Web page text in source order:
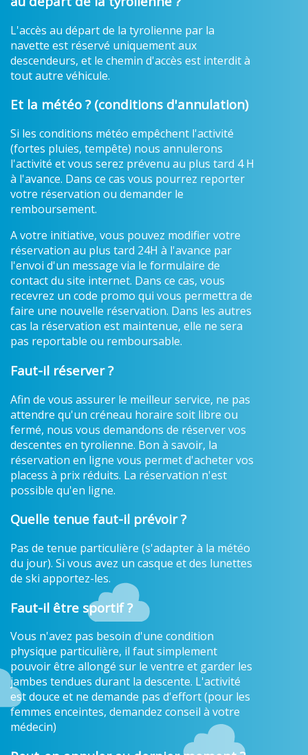
L'accès au départ de la tyrolienne par la
navette est réservé uniquement aux
descendeurs, et le chemin d'accès est interdit à
tout autre véhicule.
Et la météo ? (conditions d'annulation)
Si les conditions météo empêchent l'activité
(fortes pluies, tempête) nous annulerons
l'activité et vous serez prévenu au plus tard 4 H
à l'avance. Dans ce cas vous pourrez reporter
votre réservation ou demander le
remboursement.
A votre initiative, vous pouvez modifier votre
réservation au plus tard 24H à l'avance par
l'envoi d'un message via le formulaire de
contact du site internet. Dans ce cas, vous
recevrez un code promo qui vous permettra de
faire une nouvelle réservation. Dans les autres
cas la réservation est maintenue, elle ne sera
pas reportable ou remboursable.
Faut-il réserver ?
Afin de vous assurer le meilleur service, ne pas
attendre qu'un créneau horaire soit libre ou
fermé, nous vous demandons de réserver vos
descentes en tyrolienne. Bon à savoir, la
réservation en ligne vous permet d'acheter vos
placess à prix réduits. La réservation n'est
possible qu'en ligne.
Quelle tenue faut-il prévoir ?
Pas de tenue particulière (s'adapter à la météo
du jour). Si vous avez un casque et des lunettes
de ski apportez-les.
Faut-il être sportif ?
Vous n'avez pas besoin d'une condition
physique particulière, il faut simplement
pouvoir être allongé sur le ventre et garder les
jambes tendues durant la descente. L'activité
est douce et ne demande pas d'effort (pour les
femmes enceintes, demandez conseil à votre
médecin)